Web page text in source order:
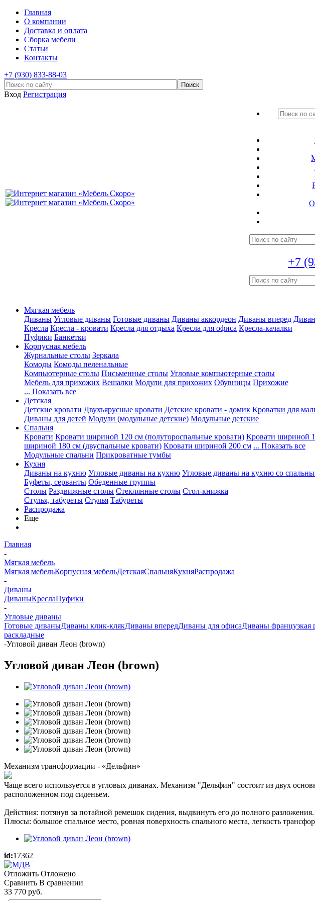
Главная
О компании
Доставка и оплата
Сборка мебели
Статьи
Контакты
+7 (930) 833-88-03
Вход Регистрация
О
+7
Мягкая мебель
Диваны Угловые диваны Готовые диваны Диваны аккордеон Диваны вперед
Кресла Кресла - кровати Кресла для отдыха Кресла для офиса Кресла-качалки
Пуфики Банкетки
Корпусная мебель
Журнальные столы Зеркала
Комоды Комоды пеленальные
Компьютерные столы Письменные столы Угловые компьютерные столы
Мебель для прихожих Вешалки Модули для прихожих Обувницы Прихожие
... Показать все
Детская
Детские кровати Двухъярусные кровати Детские кровати - домик Кроватки для
Диваны для детей Модули (модульные детские) Модульные детские
Спальня
Кровати Кровати шириной 120 см (полутороспальные кровати) Кровати шириной
шириной 180 см (двуспальные кровати) Кровати шириной 200 см ... Показать все
Модульные спальни Прикроватные тумбы
Кухня
Диваны на кухню Угловые диваны на кухню Угловые диваны на кухню со
Буфеты, серванты Обеденные группы
Столы Раздвижные столы Стеклянные столы Стол-книжка
Стулья, табуреты Стулья Табуреты
Распродажа
Еще
Главная
-
Мягкая мебель
Мягкая мебельКорпусная мебельДетскаяСпальняКухняРаспродажа
-
Диваны
ДиваныКреслаПуфики
-
Угловые диваны
Готовые диваныДиваны клик-клякДиваны впередДиваны для офисаДиваны французкая
раскладные
-Угловой диван Леон (brown)
Угловой диван Леон (brown)
Механизм трансформации - «Дельфин»
Чаще всего используется в угловых диванах. Механизм "Дельфин" состоит из двух
расположенном под сиденьем.
Действия: потянув за потайной ремешок сидения, выдвинуть его до полного разложения.
Плюсы: большое спальное место, ровная поверхность спального места, легкость
id:17362
Отложить Отложено
Сравнить В сравнении
33 770 руб.